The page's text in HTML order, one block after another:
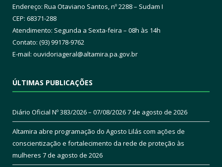
Endereço: Rua Otaviano Santos, nº 2288 – Sudam I
CEP: 68371-288
Atendimento: Segunda a Sexta-feira – 08h às 14h
Contato: (93) 99178-9762
E-mail: ouvidoriageral@altamira.pa.gov.br
ÚLTIMAS PUBLICAÇÕES
Diário Oficial Nº 383/2026 – 07/08/20267 de agosto de 2026
Altamira abre programação do Agosto Lilás com ações de
conscientização e fortalecimento da rede de proteção às
mulheres 7 de agosto de 2026